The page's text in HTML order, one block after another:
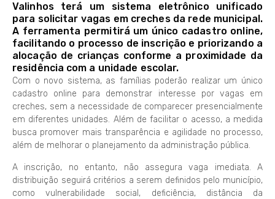
Valinhos terá um sistema eletrônico unificado
para solicitar vagas em creches da rede municipal.
A ferramenta permitirá um único cadastro online,
facilitando o processo de inscrição e priorizando a
alocação de crianças conforme a proximidade da
residência com a unidade escolar.
Com o novo sistema, as famílias poderão realizar um único
cadastro online para demonstrar interesse por vagas em
creches, sem a necessidade de comparecer presencialmente
em diferentes unidades. Além de facilitar o acesso, a medida
busca promover mais transparência e agilidade no processo,
além de melhorar o planejamento da administração pública.
A inscrição, no entanto, não assegura vaga imediata. A
distribuição seguirá critérios a serem definidos pelo município,
como vulnerabilidade social, deficiência, distância da